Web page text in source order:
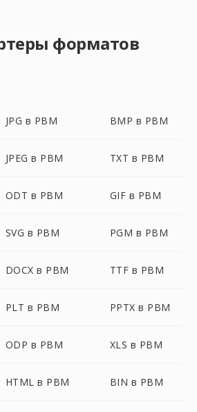
форматов
JPG в PBM BMP в PBM
JPEG в PBM TXT в PBM
ODT в PBM GIF в PBM
SVG в PBM PGM в PBM
DOCX в PBM TTF в PBM
PLT в PBM PPTX в PBM
ODP в PBM XLS в PBM
HTML в PBM BIN в PBM